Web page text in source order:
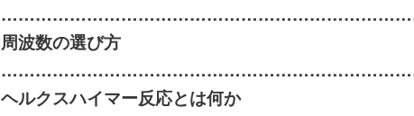
周波数の選び方
ヘルクスハイマー反応とは何か